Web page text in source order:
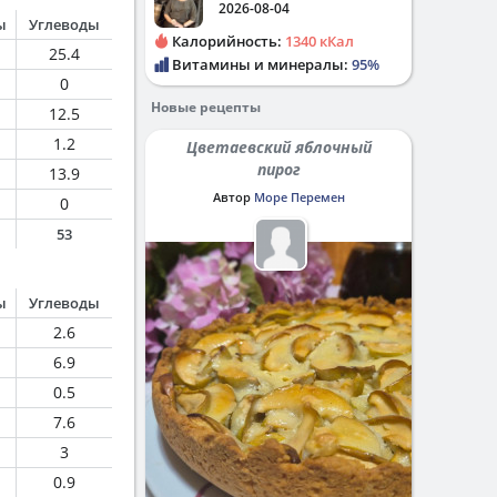
Углеводы
25.4
0
12.5
1.2
13.9
0
53
Углеводы
2.6
6.9
0.5
7.6
3
0.9
2026-08-04
Калорийность: 1340 кКал
Витамины и минералы: 95%
Новые рецепты
Цветаевский яблочный
пирог
Автор Море Перемен